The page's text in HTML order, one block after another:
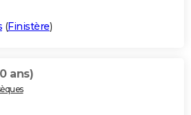
(Finistère)
ans)